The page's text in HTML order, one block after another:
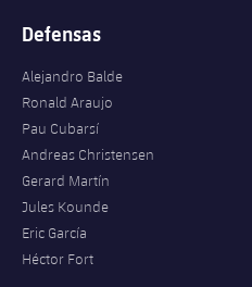
Defensas
Alejandro Balde
Ronald Araujo
Pau Cubarsí
Andreas Christensen
Gerard Martín
Jules Kounde
Eric García
Héctor Fort